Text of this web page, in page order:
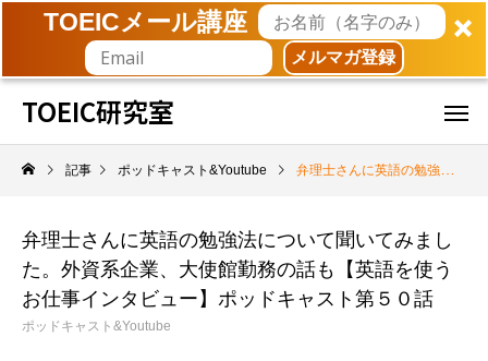
TOEICメール講座
メルマガ登録
TOEIC研究室
記事 ポッドキャスト&Youtube 弁理士さんに英語の勉強法について聞いてみました。外資系企業、大使館勤務の話も【英語を使うお仕事インタビュー】ポッドキャスト第５０話
弁理士さんに英語の勉強法について聞いてみまし
た。外資系企業、大使館勤務の話も【英語を使う
お仕事インタビュー】ポッドキャスト第５０話
ポッドキャスト&Youtube